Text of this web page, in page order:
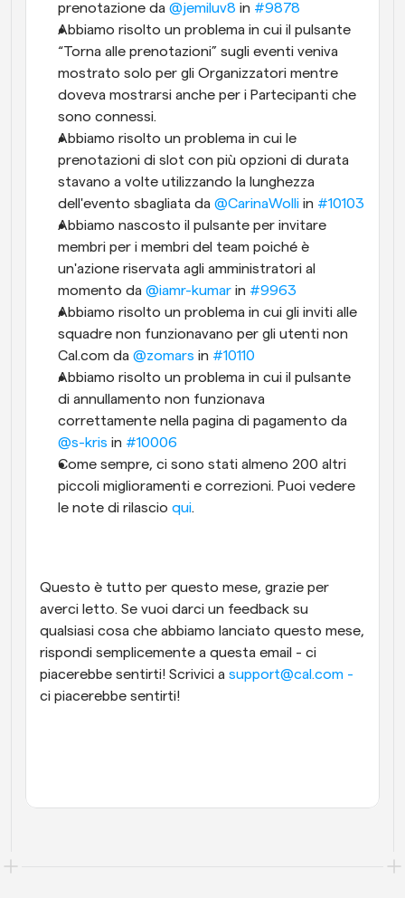
prenotazione da @jemiluv8 in #9878
Abbiamo risolto un problema in cui il pulsante
“Torna alle prenotazioni” sugli eventi veniva
mostrato solo per gli Organizzatori mentre
doveva mostrarsi anche per i Partecipanti che
sono connessi.
Abbiamo risolto un problema in cui le
prenotazioni di slot con più opzioni di durata
stavano a volte utilizzando la lunghezza
dell'evento sbagliata da @CarinaWolli in #10103
Abbiamo nascosto il pulsante per invitare
membri per i membri del team poiché è
un'azione riservata agli amministratori al
momento da @iamr-kumar in #9963
Abbiamo risolto un problema in cui gli inviti alle
squadre non funzionavano per gli utenti non
Cal.com da @zomars in #10110
Abbiamo risolto un problema in cui il pulsante
di annullamento non funzionava
@s-kris in #10006
Come sempre, ci sono stati almeno 200 altri
piccoli miglioramenti e correzioni. Puoi vedere
le note di rilascio qui.
Questo è tutto per questo mese, grazie per
averci letto. Se vuoi darci un feedback su
qualsiasi cosa che abbiamo lanciato questo mese,
rispondi semplicemente a questa email - ci
piacerebbe sentirti! Scrivici a
ci piacerebbe sentirti!